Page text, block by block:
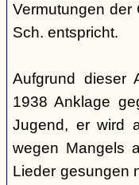
Vermutungen der
Sch. entspricht.
Aufgrund dieser
1938 Anklage
Jugend, er wird
wegen Mangels
Lieder gesungen